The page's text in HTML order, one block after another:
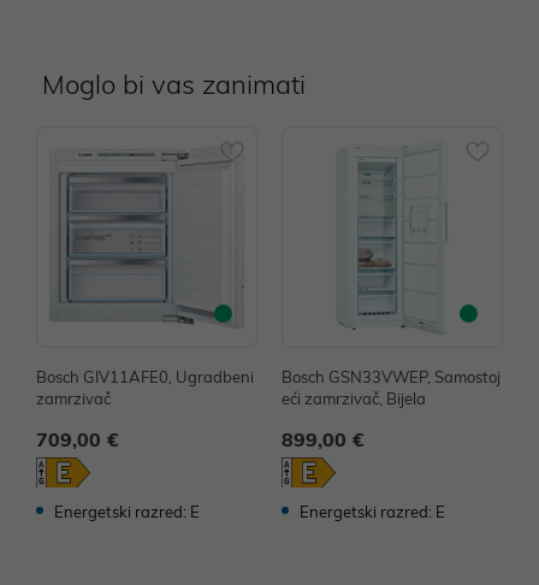
Moglo bi vas zanimati
Bosch GIV11AFE0, Ugradbeni
zamrzivač
709,00 €
Energetski razred: E
Bosch GSN33VWEP, Samostoj
eći zamrzivač, Bijela
899,00 €
Energetski razred: E